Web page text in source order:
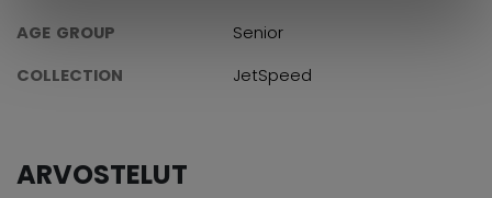
AGE GROUP
Senior
COLLECTION
JetSpeed
ARVOSTELUT